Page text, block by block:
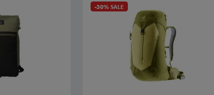
-30%SALE